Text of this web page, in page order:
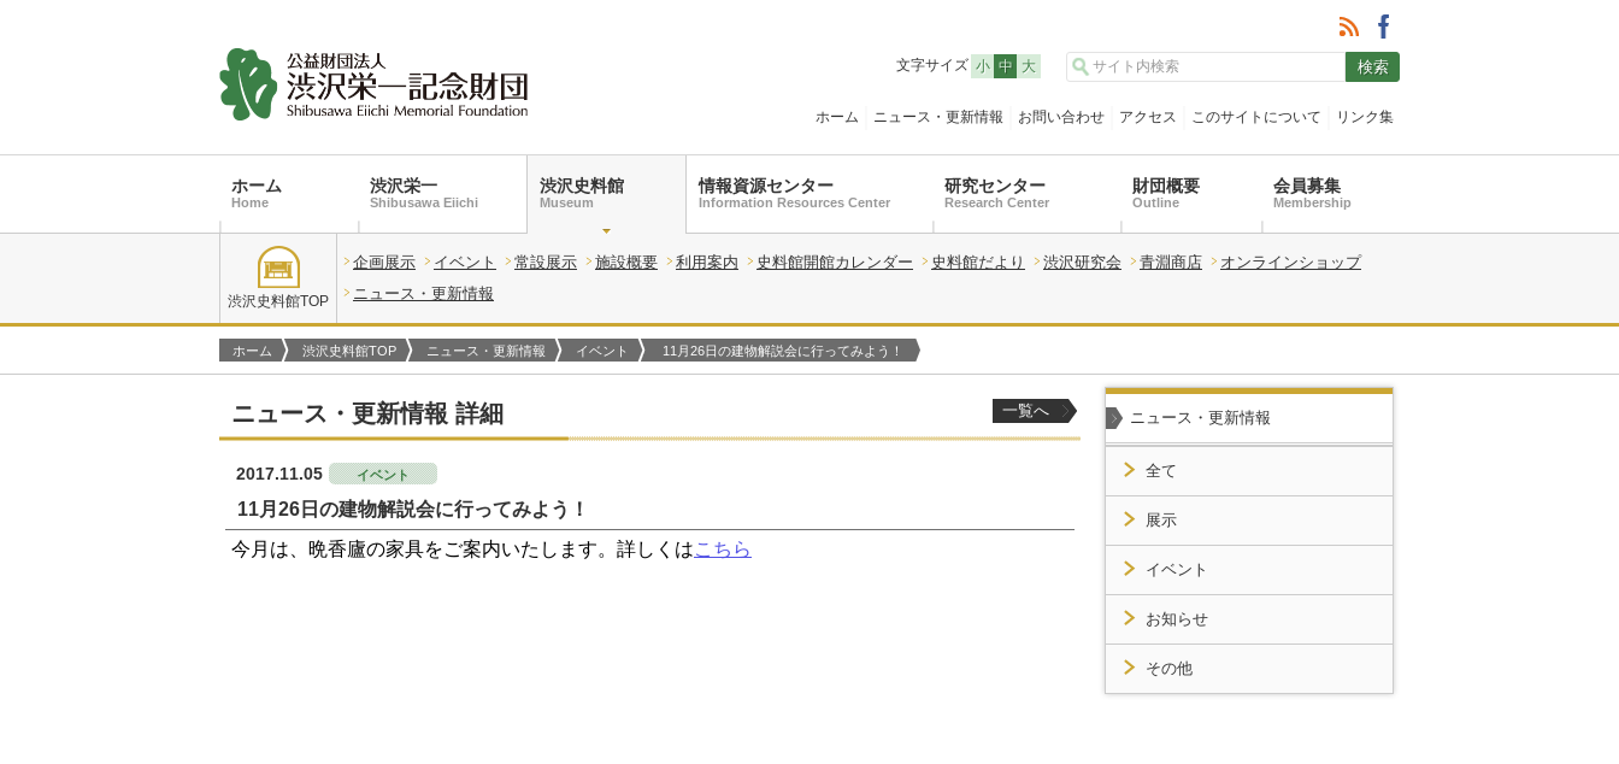
文字サイズ 小 中 大
ホーム ニュース・更新情報 お問い合わせ アクセス このサイトについて リンク集
ホーム
Home
渋沢栄一
Shibusawa Eiichi
渋沢史料館
Museum
情報資源センター
Information Resources Center
研究センター
Research Center
財団概要
Outline
会員募集
Membership
渋沢史料館TOP
企画展示 イベント 常設展示 施設概要 利用案内 史料館開館カレンダー 史料館だより 渋沢研究会 青淵商店
オンラインショップ
ニュース・更新情報
ホーム 渋沢史料館TOP ニュース・更新情報 イベント 11月26日の建物解説会に行ってみよう！
ニュース・更新情報 詳細 一覧へ
2017.11.05 イベント
11月26日の建物解説会に行ってみよう！
今月は、晩香廬の家具をご案内いたします。詳しくはこちら
ニュース・更新情報
全て
展示
イベント
お知らせ
その他